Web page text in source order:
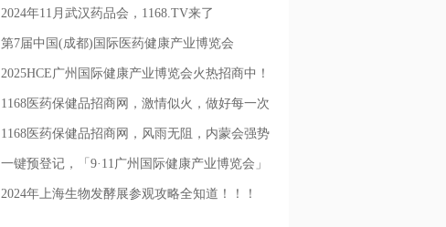
2024年11月武汉药品会，1168.TV来了
第7届中国(成都)国际医药健康产业博览会
2025HCE广州国际健康产业博览会火热招商中！
4月9日不见不散！
1168医药保健品招商网，激情似火，做好每一次
宣传
1168医药保健品招商网，风雨无阻，内蒙会强势
宣传
一键预登记，「9·11广州国际健康产业博览会」
门票免费领!
2024年上海生物发酵展参观攻略全知道！！！